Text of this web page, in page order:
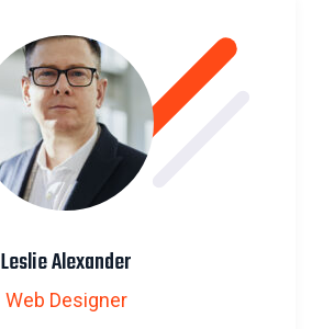
Leslie Alexander
Web Designer